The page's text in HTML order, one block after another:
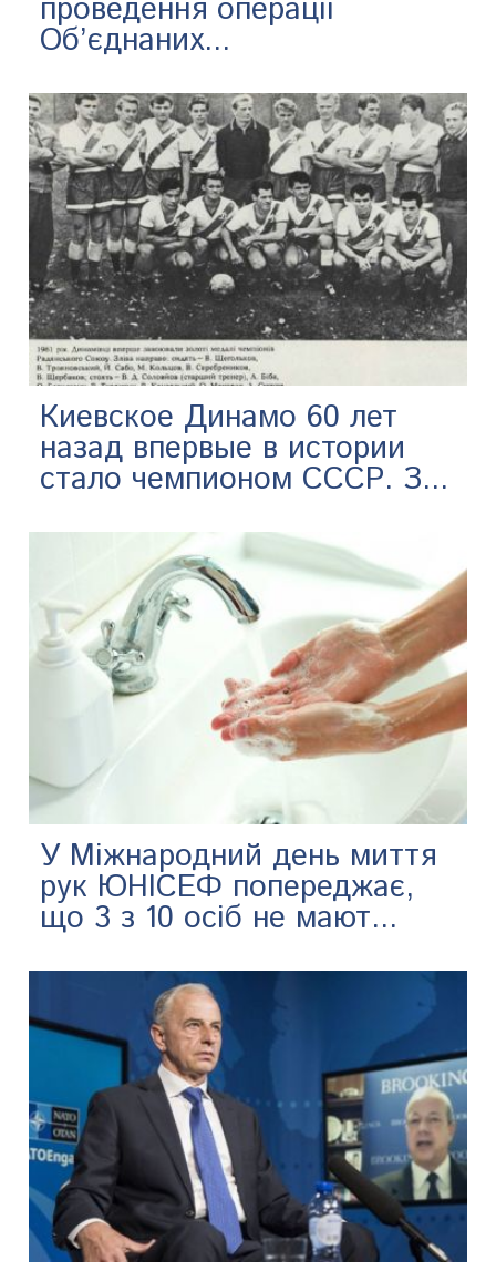
проведення операції
Об’єднаних...
Киевское Динамо 60 лет
назад впервые в истории
стало чемпионом СССР. З...
У Міжнародний день миття
рук ЮНІСЕФ попереджає,
що 3 з 10 осіб не мают...